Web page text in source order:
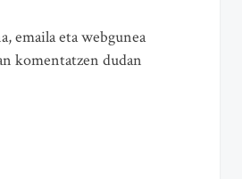
emaila eta webgunea
komentatzen dudan